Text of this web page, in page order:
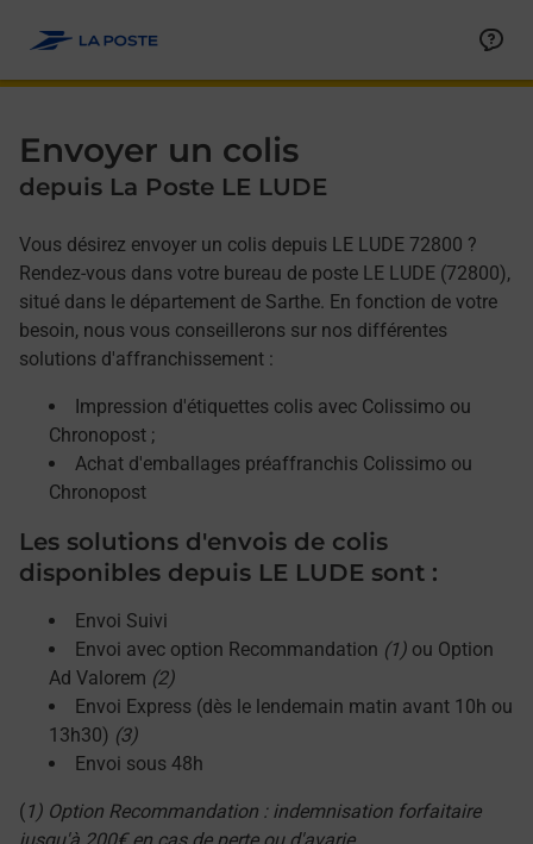
Envoyer un colis
depuis La Poste LE LUDE
Vous désirez envoyer un colis depuis LE LUDE 72800 ?
Rendez-vous dans votre bureau de poste LE LUDE (72800),
situé dans le département de Sarthe. En fonction de votre
besoin, nous vous conseillerons sur nos différentes
solutions d'affranchissement :
Impression d'étiquettes colis avec Colissimo ou
Chronopost ;
Achat d'emballages préaffranchis Colissimo ou
Chronopost
Les solutions d'envois de colis
disponibles depuis LE LUDE sont :
Envoi Suivi
Envoi avec option Recommandation (1) ou Option
Ad Valorem (2)
Envoi Express (dès le lendemain matin avant 10h ou
13h30) (3)
Envoi sous 48h
( 1) Option Recommandation : indemnisation forfaitaire